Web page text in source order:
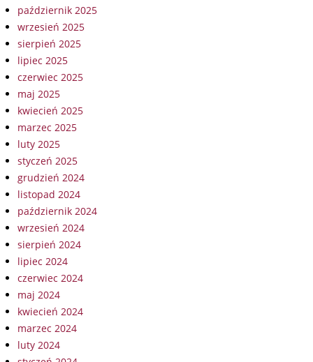
październik 2025
wrzesień 2025
sierpień 2025
lipiec 2025
czerwiec 2025
maj 2025
kwiecień 2025
marzec 2025
luty 2025
styczeń 2025
grudzień 2024
listopad 2024
październik 2024
wrzesień 2024
sierpień 2024
lipiec 2024
czerwiec 2024
maj 2024
kwiecień 2024
marzec 2024
luty 2024